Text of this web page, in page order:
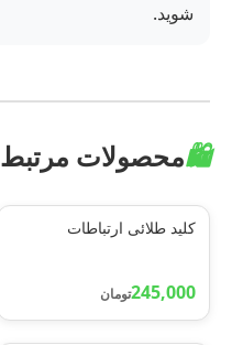
شوید.
🛍️محصولات مرتبط
کلید طلائی ارتباطات
245,000تومان